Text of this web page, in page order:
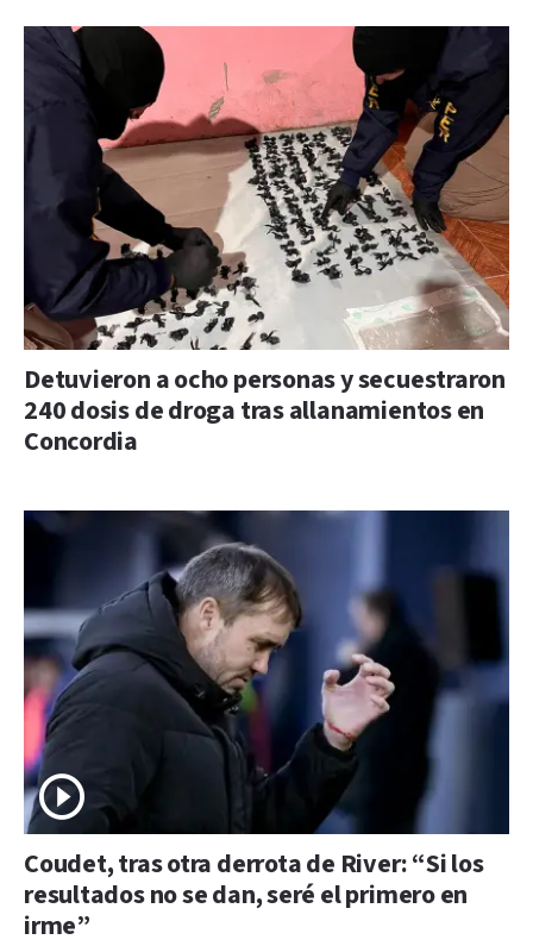
Detuvieron a ocho personas y secuestraron
240 dosis de droga tras allanamientos en
Concordia
Coudet, tras otra derrota de River: “Si los
resultados no se dan, seré el primero en
irme”